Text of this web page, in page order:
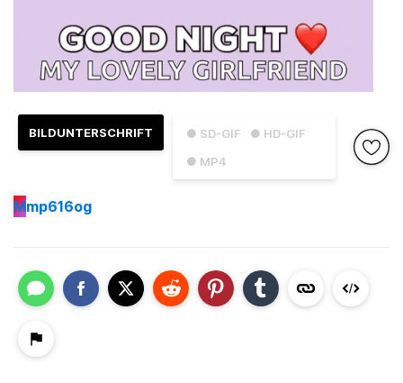
● SD-GIF
● HD-GIF
● MP4
BILDUNTERSCHRIFT
Mmp616og